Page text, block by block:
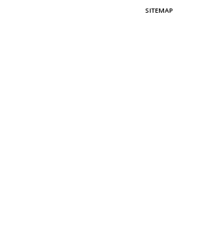
SITEMAP